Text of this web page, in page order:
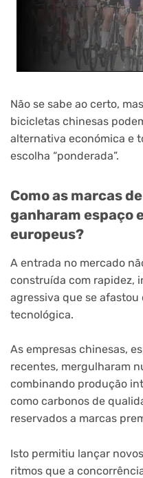
Não se sabe ao certo,
bicicletas chinesas
alternativa económica e
escolha “ponderada”.
Como as marcas
ganharam espaço
europeus?
A entrada no mercado
construída com rapidez,
agressiva que se afastou
tecnológica.
As empresas chinesas,
recentes, mergulharam
combinando produção
como carbonos de
reservados a marcas
Isto permitiu lançar
ritmos que a